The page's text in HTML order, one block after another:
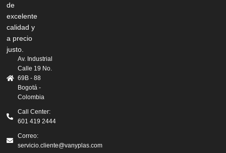
de
excelente
calidad y
a precio
justo.
Av. Industrial
Calle 19 No.
69B - 88
Bogotá -
Colombia
Call Center:
601 419 2444
Correo:
servicio.cliente@vanyplas.com